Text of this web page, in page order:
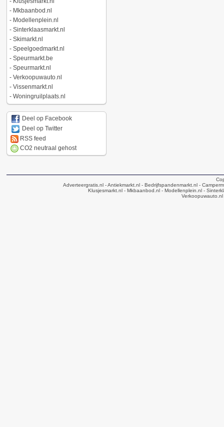
- Mkbaanbod.nl
- Modellenplein.nl
- Sinterklaasmarkt.nl
- Skimarkt.nl
- Speelgoedmarkt.nl
- Speurmarkt.be
- Speurmarkt.nl
- Verkoopuwauto.nl
- Vissenmarkt.nl
- Woningruilplaats.nl
Deel op Facebook
Deel op Twitter
RSS feed
CO2 neutraal gehost
Adverteergratis.nl - Antiekmarkt.nl - Bedrijfspandenmarkt.nl -
Klusjesmarkt.nl- Mkbaanbod.nl- Modellenplein.nl-
Verkoopuwauto.nl